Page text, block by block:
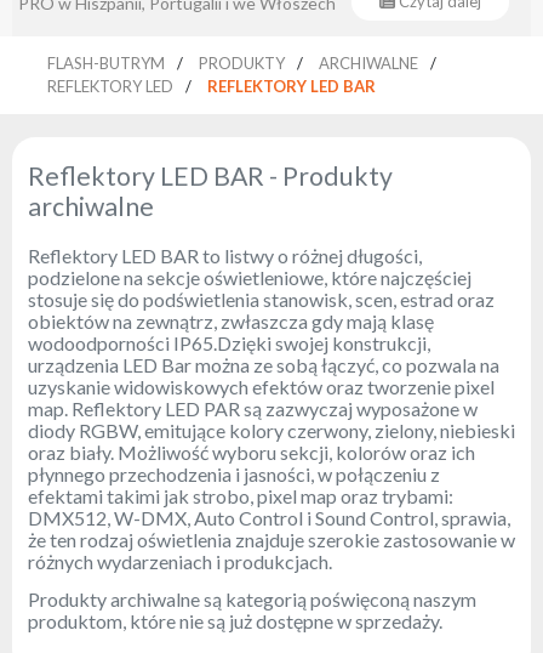
Reflektory
Prowadzące
Sterowniki
Reflektory
Bateryjne
Outlet
Archiwum
produktów
Zobacz
także
Aktualności
Portfolio
O
FLASH-BUTRYM PRODUKTY
ARCHIWALNE
REFLEKTORY LED
REFLEKTORY LED BAR
Reflektory LED BAR - Produkty
archiwalne
Reflektory LED BAR to listwy o różnej długości,
podzielone na sekcje oświetleniowe, które najczęściej
stosuje się do podświetlenia stanowisk, scen, estrad oraz
obiektów na zewnątrz, zwłaszcza gdy mają klasę
wodoodporności IP65.Dzięki swojej konstrukcji,
urządzenia LED Bar można ze sobą łączyć, co pozwala na
uzyskanie widowiskowych efektów oraz tworzenie pixel
map. Reflektory LED PAR są zazwyczaj wyposażone w
diody RGBW, emitujące kolory czerwony, zielony, niebieski
oraz biały. Możliwość wyboru sekcji, kolorów oraz ich
płynnego przechodzenia i jasności, w połączeniu z
efektami takimi jak strobo, pixel map oraz trybami:
DMX512, W-DMX, Auto Control i Sound Control, sprawia,
że ten rodzaj oświetlenia znajduje szerokie zastosowanie w
różnych wydarzeniach i produkcjach.
Produkty archiwalne są kategorią poświęconą naszym
produktom, które nie są już dostępne w sprzedaży.